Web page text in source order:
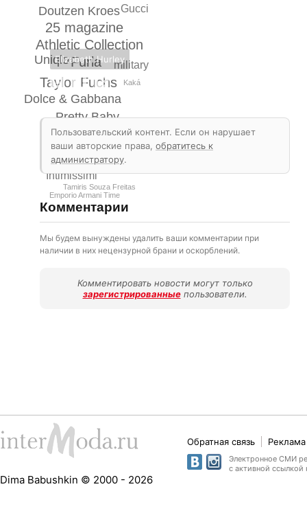
Furla
Athletic Collection
Taylor Fuchs
25 magazine
Dolce & Gabbana
Pretty Baby
Uniqlo
Doutzen Kroes
Miss Pucci Fragrance
Iris Strubegger
Raphael Mazzucco
military
Gucci
Intimissimi
Emporio Armani Time
Tamiris Souza Freitas
Kaká
Elizabeth Hurley
Пользовательский контент. Если он нарушает
ваши авторские права,обратитесь к
администратору.
Комментарии
Мы будем вынуждены удалить ваши комментарии при
наличии в них нецензурной брани и оскорблений.
Комментировать новости могут только
зарегистрированныепользователи.
Dima Babushkin © 2000 - 2026
Обратная связь
Электронное СМИ
с активной ссылкой